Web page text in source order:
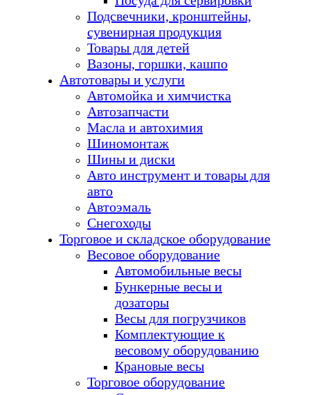
Подсвечники, кронштейны,
сувенирная продукция
Товары для детей
Вазоны, горшки, кашпо
Автотовары и услуги
Автомойка и химчистка
Автозапчасти
Масла и автохимия
Шиномонтаж
Шины и диски
Авто инструмент и товары для
авто
Автоэмаль
Снегоходы
Торговое и складское оборудование
Весовое оборудование
Автомобильные весы
Бункерные весы и
дозаторы
Весы для погрузчиков
Комплектующие к
весовому оборудованию
Крановые весы
Торговое оборудование